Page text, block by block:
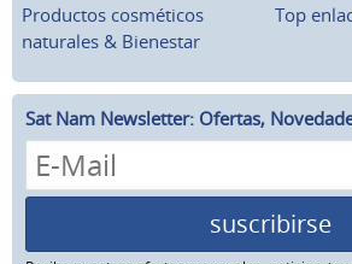
Productos cosméticos
naturales & Bienestar
Top
Sat Nam Newsletter: Ofertas,
suscribirse